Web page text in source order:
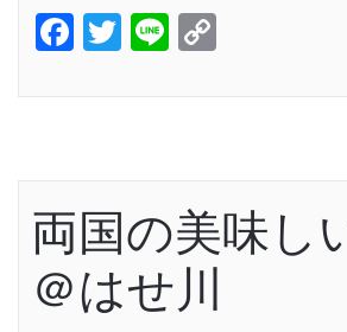
Facebook
Twitter
Line
両国の美味し
＠はせ川